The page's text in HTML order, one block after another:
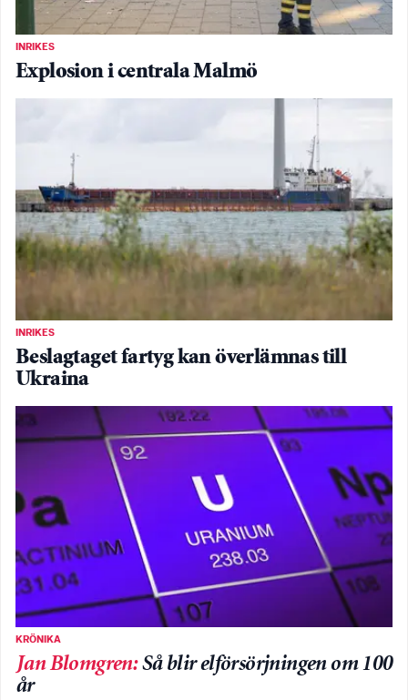
INRIKES
Explosion i centrala Malmö
INRIKES
Beslagtaget fartyg kan överlämnas till
Ukraina
KRÖNIKA
Jan Blomgren:Så blir elförsörjningen om 100
år